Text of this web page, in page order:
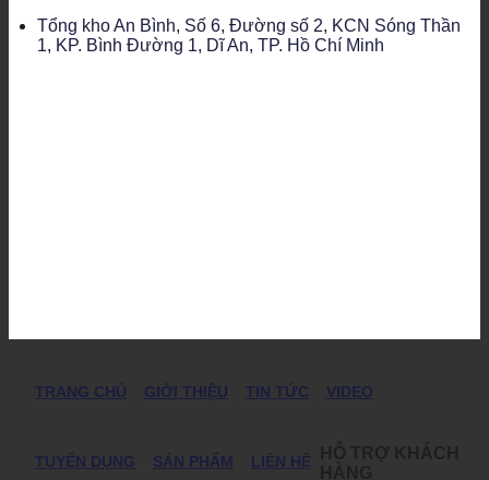
Tổng kho An Bình, Số 6, Đường số 2, KCN Sóng Thần
1, KP. Bình Đường 1, Dĩ An, TP. Hồ Chí Minh
TRANG CHỦ GIỚI THIỆU TIN TỨC VIDEO
TUYỂN DỤNG SẢN PHẨM LIÊN HỆ